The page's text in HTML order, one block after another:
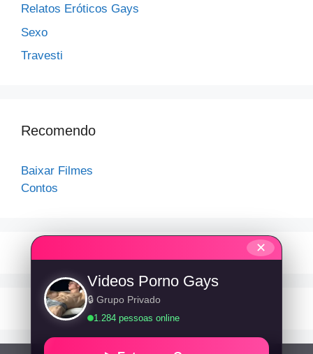
Relatos Eróticos Gays
Sexo
Travesti
Recomendo
Baixar Filmes
Contos
✕
Videos Porno Gays
🔒 Grupo Privado
1.284 pessoas online